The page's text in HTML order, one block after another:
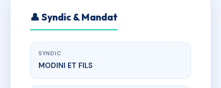
👤 Syndic & Mandat
SYNDIC
MODINI ET FILS